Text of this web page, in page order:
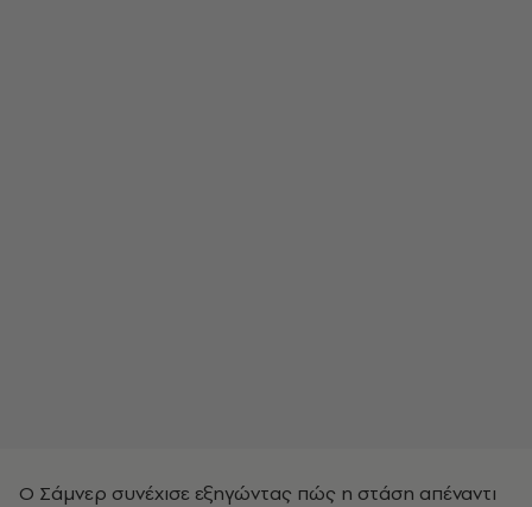
O Σάμνερ συνέχισε εξηγώντας πώς η στάση απέναντι